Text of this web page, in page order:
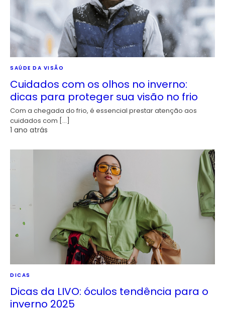
SAÚDE DA VISÃO
Cuidados com os olhos no inverno:
dicas para proteger sua visão no frio
Com a chegada do frio, é essencial prestar atenção aos
cuidados com […]
1 ano atrás
DICAS
Dicas da LIVO: óculos tendência para o
inverno 2025